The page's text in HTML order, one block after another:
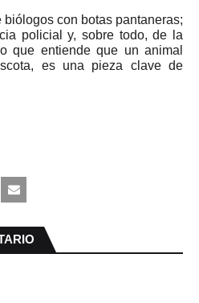
con botas pantaneras;
policial y, sobre todo, de la
que entiende que un animal
es una pieza clave de